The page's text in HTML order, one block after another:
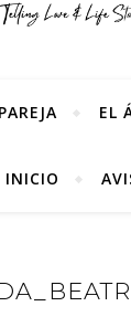
EL
INICIO